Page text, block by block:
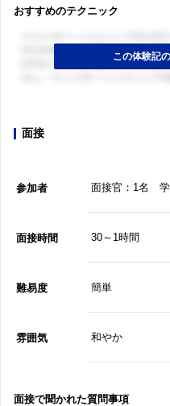
おすすめのテクニック
面接
参加者 面接官：1名 学
面接時間 30～1時間
難易度 簡単
雰囲気 和やか
面接で聞かれた質問事項